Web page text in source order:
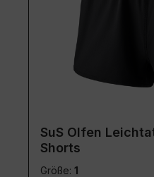
SuS Olfen
Shorts
Größe: 1